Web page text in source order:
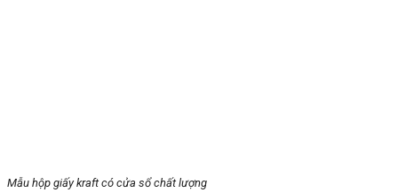
Mẫu hộp giấy kraft có cửa sổ chất lượng